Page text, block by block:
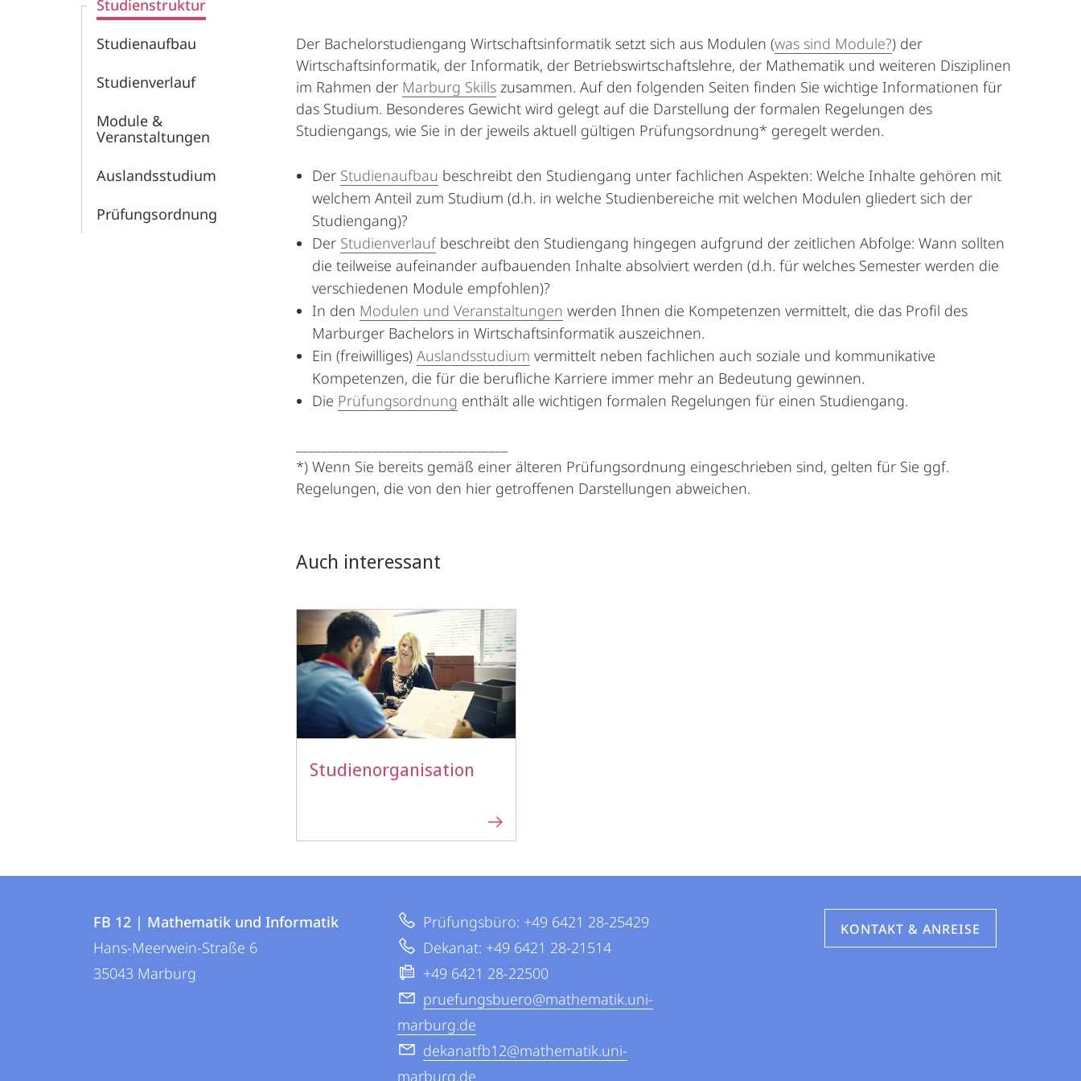
Studienstruktur
Studienaufbau
Studienverlauf
Module &
Veranstaltungen
Auslandsstudium
Prüfungsordnung
Der Bachelorstudiengang Wirtschaftsinformatik setzt sich aus Modulen (was sind Module?) der
Wirtschaftsinformatik, der Informatik, der Betriebswirtschaftslehre, der Mathematik und weiteren Dis­zi­p­linen
im Rahmen der Marburg Skills zusammen. Auf den folgenden Seiten finden Sie wichtige Informationen für
das Studium. Besonderes Gewicht wird gelegt auf die Darstellung der formalen Regelungen des
Studiengangs, wie Sie in der jeweils aktuell gültigen Prüfungsordnung* geregelt werden.
Der Studienaufbau beschreibt den Studiengang unter fachlichen Aspekten: Welche Inhalte gehören mit
welchem Anteil zum Studium (d.h. in welche Studienbereiche mit welchen Modulen gliedert sich der
Studiengang)?
Der Studienverlaufbeschreibt den Studiengang hingegen aufgrund der zeitlichen Abfolge: Wann sollten
die teilweise aufeinander aufbauenden Inhalte absolviert werden (d.h. für welches Semester werden die
verschiedenen Module empfohlen)?
In den Modulen und Veranstaltungen werden Ihnen die Kompetenzen vermittelt, die das Profil des
Marburger Bachelors in Wirtschaftsinformatik auszeichnen.
Ein (freiwilliges) Auslandsstudium vermittelt neben fachlichen auch soziale und kommunikative
Kompetenzen, die für die berufliche Karriere immer mehr an Bedeutung gewinnen.
Die Prüfungsordnung enthält alle wichtigen formalen Regelungen für einen Studiengang.
*) Wenn Sie bereits gemäß einer älteren Prüfungsordnung eingeschrieben sind, gelten für Sie ggf.
Regelungen, die von den hier getroffenen Darstellungen abweichen.
Auch interessant
Studienorganisation
Informationen
Kontaktinformationen
FB
12
FB 12 | Mathematik und Informatik
Hans-Meerwein-Straße 6
35043 Marburg
Prüfungsbüro: +49 6421 28-25429
Dekanat: +49 6421 28-21514
+49 6421 28-22500
pruefungsbuero@mathematik.uni-
marburg.de
dekanatfb12@mathematik.uni-
marburg.de
KONTAKT & ANREISE